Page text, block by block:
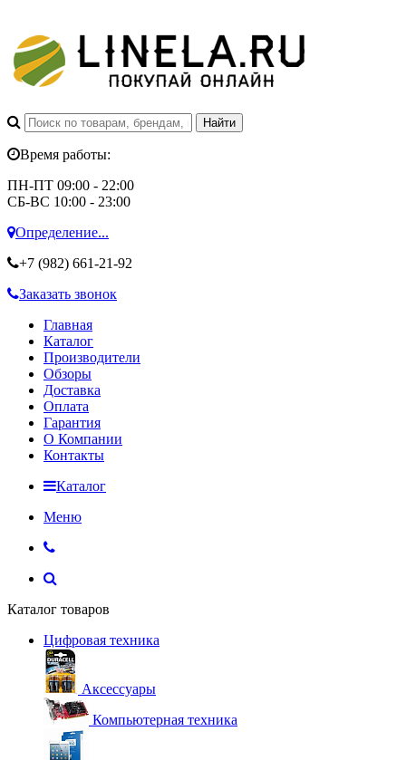
Время работы:
ПН-ПТ 09:00 - 22:00
СБ-ВС 10:00 - 23:00
Определение...
+7 (982) 661-21-92
Заказать звонок
Главная
Каталог
Производители
Обзоры
Доставка
Оплата
Гарантия
О Компании
Контакты
Каталог
Меню
Каталог товаров
Цифровая техника
Аксессуары
Компьютерная техника